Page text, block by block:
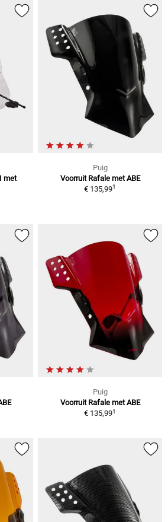
met
Puig
Voorruit Rafale met ABE
€ 135,991
Puig
Voorruit Rafale met ABE
€ 135,991